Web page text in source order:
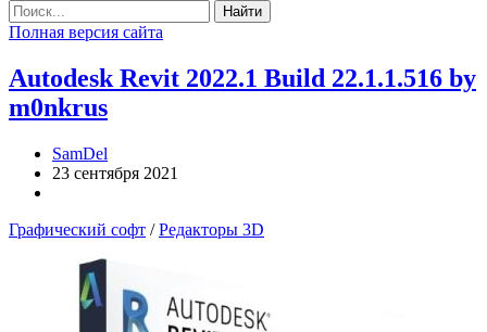
Найти
Полная версия сайта
Autodesk Revit 2022.1 Build 22.1.1.516 by
m0nkrus
SamDel
23 сентября 2021
Графический софт /Редакторы 3D